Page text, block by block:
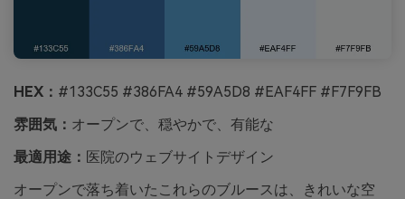
HEX： #133C55 #386FA4 #59A5D8 #EAF4FF #F7F9FB
雰囲気： オープンで、穏やかで、有能な
最適用途： 医院のウェブサイトデザイン
オープンで落ち着いたこれらのブルースは、きれいな空